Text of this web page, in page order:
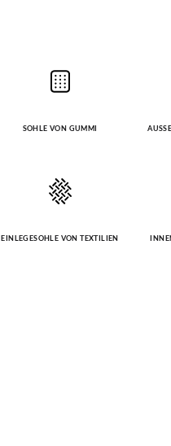
SOHLE VON GUMMI
EINLEGESOHLE VON TEXTILIEN